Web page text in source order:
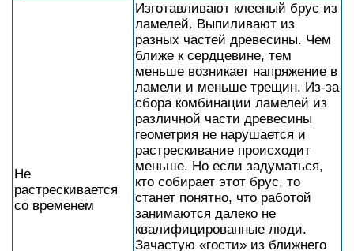
Не
растрескивается
со временем
Изготавливают клееный брус из
ламелей. Выпиливают из
разных частей древесины. Чем
ближе к сердцевине, тем
меньше возникает напряжение в
ламели и меньше трещин. Из-за
сбора комбинации ламелей из
различной части древесины
геометрия не нарушается и
растрескивание происходит
меньше. Но если задуматься,
кто собирает этот брус, то
станет понятно, что работой
занимаются далеко не
квалифицированные люди.
Зачастую «гости» из ближнего